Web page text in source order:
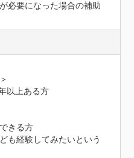
必要になった場合の補助
以上ある方
きる方
も経験してみたいという